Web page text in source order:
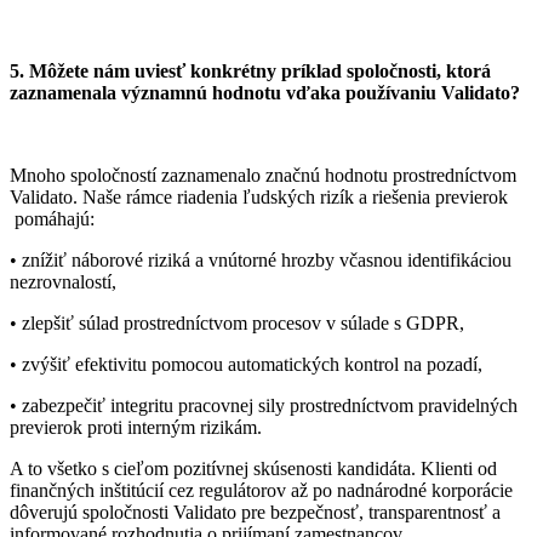
5. Môžete nám uviesť konkrétny príklad spoločnosti, ktorá
zaznamenala významnú hodnotu vďaka používaniu Validato?
Mnoho spoločností zaznamenalo značnú hodnotu prostredníctvom
Validato. Naše rámce riadenia ľudských rizík a riešenia previerok
pomáhajú:
• znížiť náborové riziká a vnútorné hrozby včasnou identifikáciou
nezrovnalostí,
• zlepšiť súlad prostredníctvom procesov v súlade s GDPR,
• zvýšiť efektivitu pomocou automatických kontrol na pozadí,
• zabezpečiť integritu pracovnej sily prostredníctvom pravidelných
previerok proti interným rizikám.
A to všetko s cieľom pozitívnej skúsenosti kandidáta. Klienti od
finančných inštitúcií cez regulátorov až po nadnárodné korporácie
dôverujú spoločnosti Validato pre bezpečnosť, transparentnosť a